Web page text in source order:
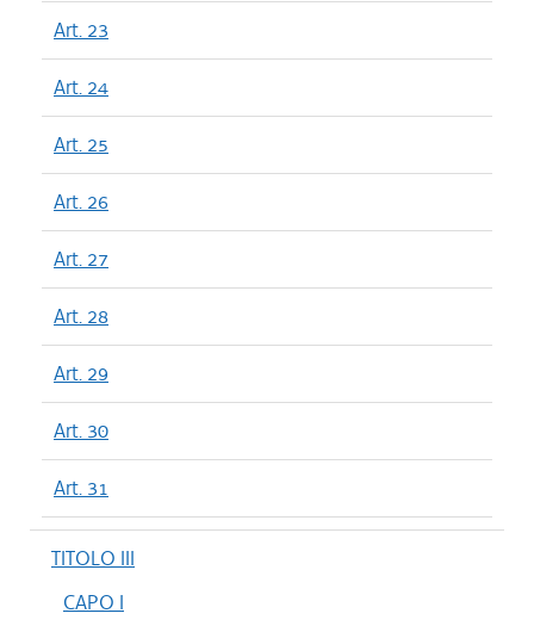
Art. 23
Art. 24
Art. 25
Art. 26
Art. 27
Art. 28
Art. 29
Art. 30
Art. 31
TITOLO III
CAPO I